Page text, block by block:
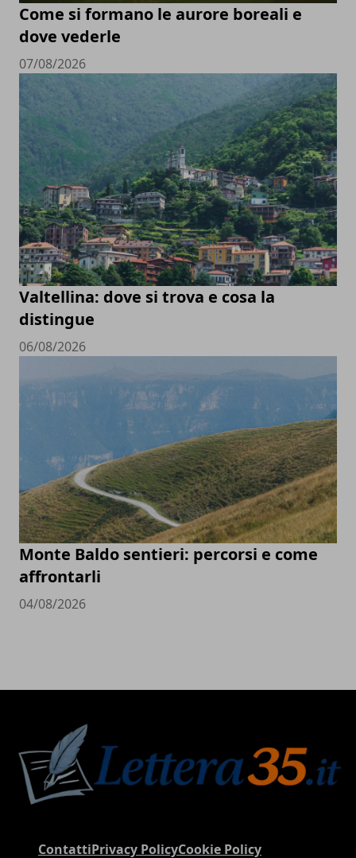
Come si formano le aurore boreali e
dove vederle
07/08/2026
Valtellina: dove si trova e cosa la
distingue
06/08/2026
Monte Baldo sentieri: percorsi e come
affrontarli
04/08/2026
ContattiPrivacy PolicyCookie Policy